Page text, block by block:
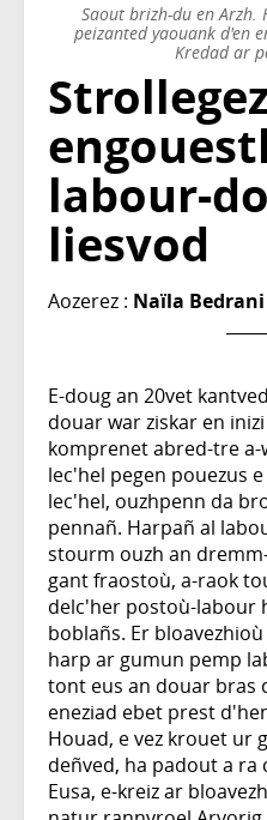
Saout brizh-du en Arzh.
peizanted yaouank d'en
Kredad ar
labour-
liesvod
Aozerez : Naïla Bedrani
E-doug an 20vet
douar war ziskar en
komprenet abred-tre
lec'hel pegen pouezus
lec'hel, ouzhpenn da
pennañ. Harpañ al
stourm ouzh an
gant fraostoù, a-raok
delc'her postoù-labour
boblañs. Er
harp ar gumun pemp
tont eus an douar bras
eneziad ebet prest
Houad, e vez krouet ur
deñved, ha padout a ra
Eusa, e-kreiz ar